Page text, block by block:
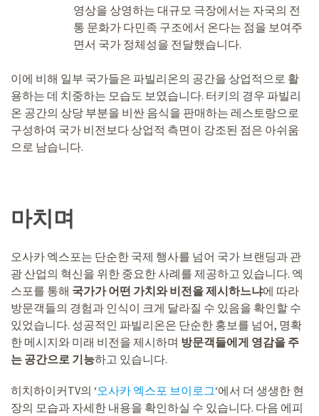
영상을 상영하는 대규모 극장에서는 자국의 전
통 문화가 다민족 구조에서 온다는 점을 보여주
면서 국가 정체성을 전달했습니다.
이에 비해 일부 국가들은 파빌리온의 공간을 상업적으로 활
용하는 데 치중하는 모습도 보였습니다. 터키의 경우 파빌리
온 공간의 상당 부분을 비싼 음식을 판매하는 레스토랑으로
구성하여 국가 비전보다 상업적 측면이 강조된 점은 아쉬움
으로 남습니다.
마치며
오사카 엑스포는 단순한 국제 행사를 넘어 국가 브랜딩과 관
광 산업의 혁신을 위한 중요한 사례를 제공하고 있습니다. 엑
스포를 통해 국가가 어떤 가치와 비전을 제시하느냐에 따라
방문객들의 경험과 인식이 크게 달라질 수 있음을 확인할 수
있었습니다. 성공적인 파빌리온은 단순한 홍보를 넘어, 명확
한 메시지와 미래 비전을 제시하며 방문객들에게 영감을 주
는 공간으로 기능하고 있습니다.
히치하이커TV의 ‘오사카 엑스포 브이로그‘에서 더 생생한 현
장의 모습과 자세한 내용을 확인하실 수 있습니다. 다음 에피